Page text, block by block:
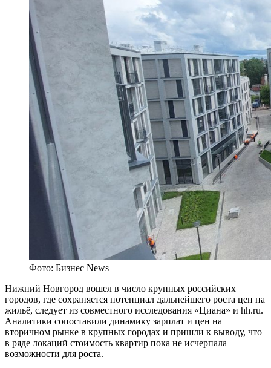
Фото: Бизнес News
Нижний Новгород вошел в число крупных российских
городов, где сохраняется потенциал дальнейшего роста цен на
жильё, следует из совместного исследования «Циана» и hh.ru.
Аналитики сопоставили динамику зарплат и цен на
вторичном рынке в крупных городах и пришли к выводу, что
в ряде локаций стоимость квартир пока не исчерпала
возможности для роста.